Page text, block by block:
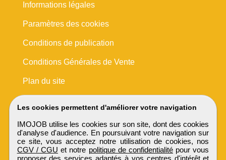
Les cookies permettent d'améliorer votre navigation
IMOJOB utilise les cookies sur son site, dont des cookies
d'analyse d'audience. En poursuivant votre navigation sur
ce site, vous acceptez notre utilisation de cookies, nos
CGV / CGU et notre politique de confidentialité pour vous
proposer des services adaptés à vos centres d'intérêt et
Informations légales
Paramètres des cookies
Conditions de publication
Conditions Générales de Vente
Plan du site